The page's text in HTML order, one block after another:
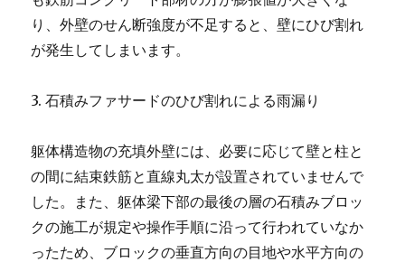
り、外壁のせん断強度が不足すると、壁にひび割れ
が発生してしまいます。
3. 石積みファサードのひび割れによる雨漏り
躯体構造物の充填外壁には、必要に応じて壁と柱と
の間に結束鉄筋と直線丸太が設置されていませんで
した。また、躯体梁下部の最後の層の石積みブロッ
クの施工が規定や操作手順に沿って行われていなか
ったため、ブロックの垂直方向の目地や水平方向の